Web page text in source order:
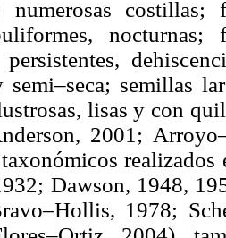
numerosas costillas;
persistentes,
semi–seca; semillas
lisas y con
2001;
realizados
Dawson, 1948,
1978;